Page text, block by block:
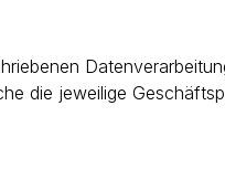
die jeweilige